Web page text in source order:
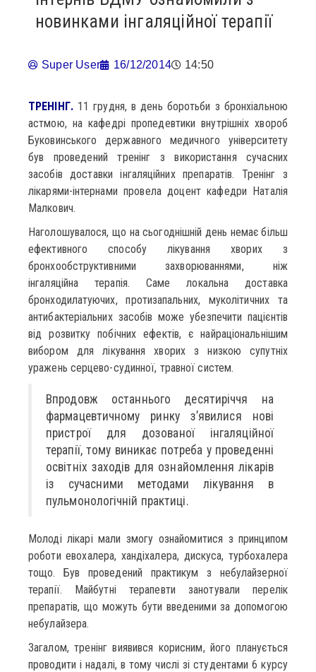
новинками інгаляційної терапії
Super User 16/12/2014 14:50
ТРЕНІНГ.11 грудня, в день боротьби з бронхіальною
астмою, на кафедрі пропедевтики внутрішніх хвороб
Буковинського державного медичного університету
був проведений тренінг з використання сучасних
засобів доставки інгаляційних препаратів. Тренінг з
лікарями-інтернами провела доцент кафедри Наталія
Малкович.
Наголошувалося, що на сьогоднішній день немає більш
ефективного способу лікування хворих з
бронхообструктивними захворюваннями, ніж
інгаляційна терапія. Саме локальна доставка
бронходилатуючих, протизапальних, муколітичних та
антибактеріальних засобів може убезпечити пацієнтів
від розвитку побічних ефектів, є найраціональнішим
вибором для лікування хворих з низкою супутніх
уражень серцево-судинної, травної систем.
Впродовж останнього десятиріччя на
фармацевтичному ринку з’явилися нові
пристрої для дозованої інгаляційної
терапії, тому виникає потреба у проведенні
освітніх заходів для ознайомлення лікарів
із сучасними методами лікування в
пульмонологічній практиці.
Молоді лікарі мали змогу ознайомитися з принципом
роботи евохалера, хандіхалера, дискуса, турбохалера
тощо. Був проведений практикум з небулайзерної
терапії. Майбутні терапевти занотували перелік
препаратів, що можуть бути введеними за допомогою
небулайзера.
Загалом, тренінг виявився корисним, його планується
проводити і надалі, в тому числі зі студентами 6 курсу